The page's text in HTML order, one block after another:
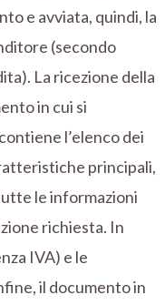
e avviata, quindi, la
(secondo
La ricezione della
in cui si
l’elenco dei
principali,
le informazioni
richiesta. In
IVA) e le
il documento in